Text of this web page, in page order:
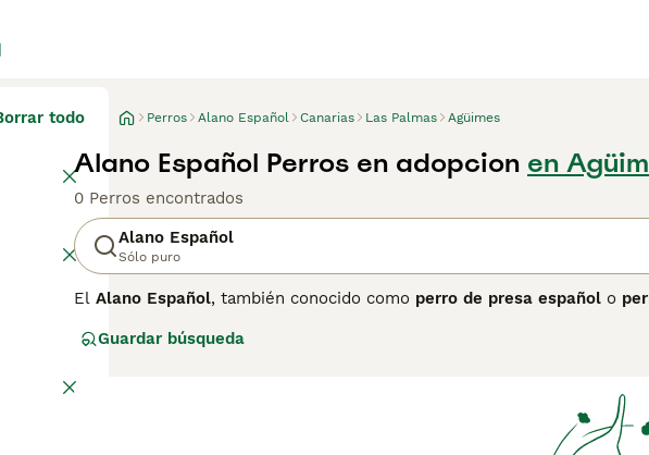
todo Perros Alano Español Canarias Las Palmas Agüimes
Alano Español Perros en adopcion en
0 Perros encontrados
Alano Español
Sólo puro
El Alano Español, también conocido como perro de presa español o
las faenas con el ganado bravo, el Alano alcanzó su máxima fama en
programas de recuperación iniciados en las décadas de 1980 y 1990,
El Alano Español es un perro grande, musculoso y ágil, con una
Guardar búsqueda